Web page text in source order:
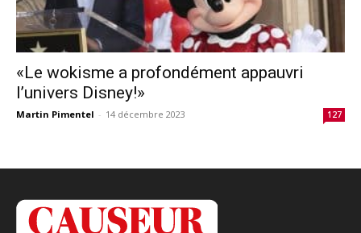
«Le wokisme a profondément appauvri
l’univers Disney!»
Martin Pimentel - 14 décembre 2023 127